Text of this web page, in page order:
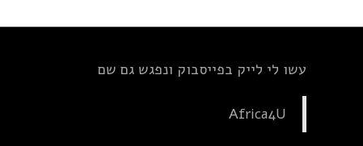
עשו לי לייק בפייסבוק ונפגש גם שם
Africa4U